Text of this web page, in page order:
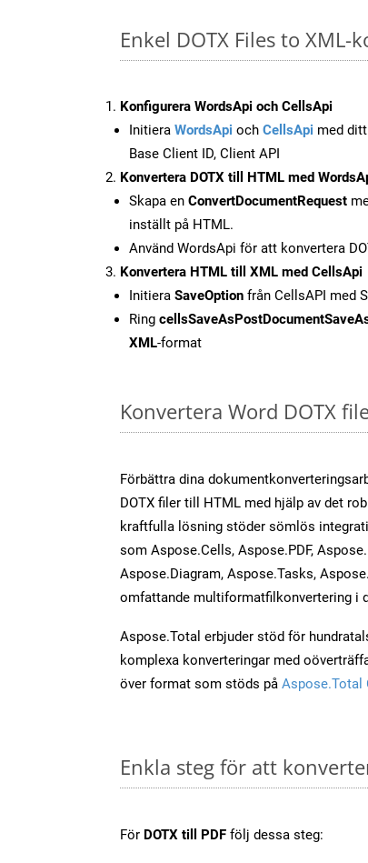
Enkel DOTX Files to
Konfigurera WordsApi och CellsApi
Initiera WordsApi och CellsApi med
Base Client ID, Client API
Konvertera DOTX till HTML med
Skapa en ConvertDocumentRequest
inställt på HTML.
Använd WordsApi för att konvertera
Konvertera HTML till XML med CellsApi
Initiera SaveOption från CellsAPI med
Ring
XML-format
Konvertera Word DOTX
Förbättra dina
DOTX filer till HTML med hjälp av det
kraftfulla lösning stöder sömlös
som Aspose.Cells, Aspose.PDF,
Aspose.Diagram, Aspose.Tasks,
omfattande multiformatfilkonvertering i
Aspose.Total erbjuder stöd för
komplexa konverteringar med
över format som stöds på Aspose.Total
Enkla steg för att
För DOTX till PDF följ dessa steg: